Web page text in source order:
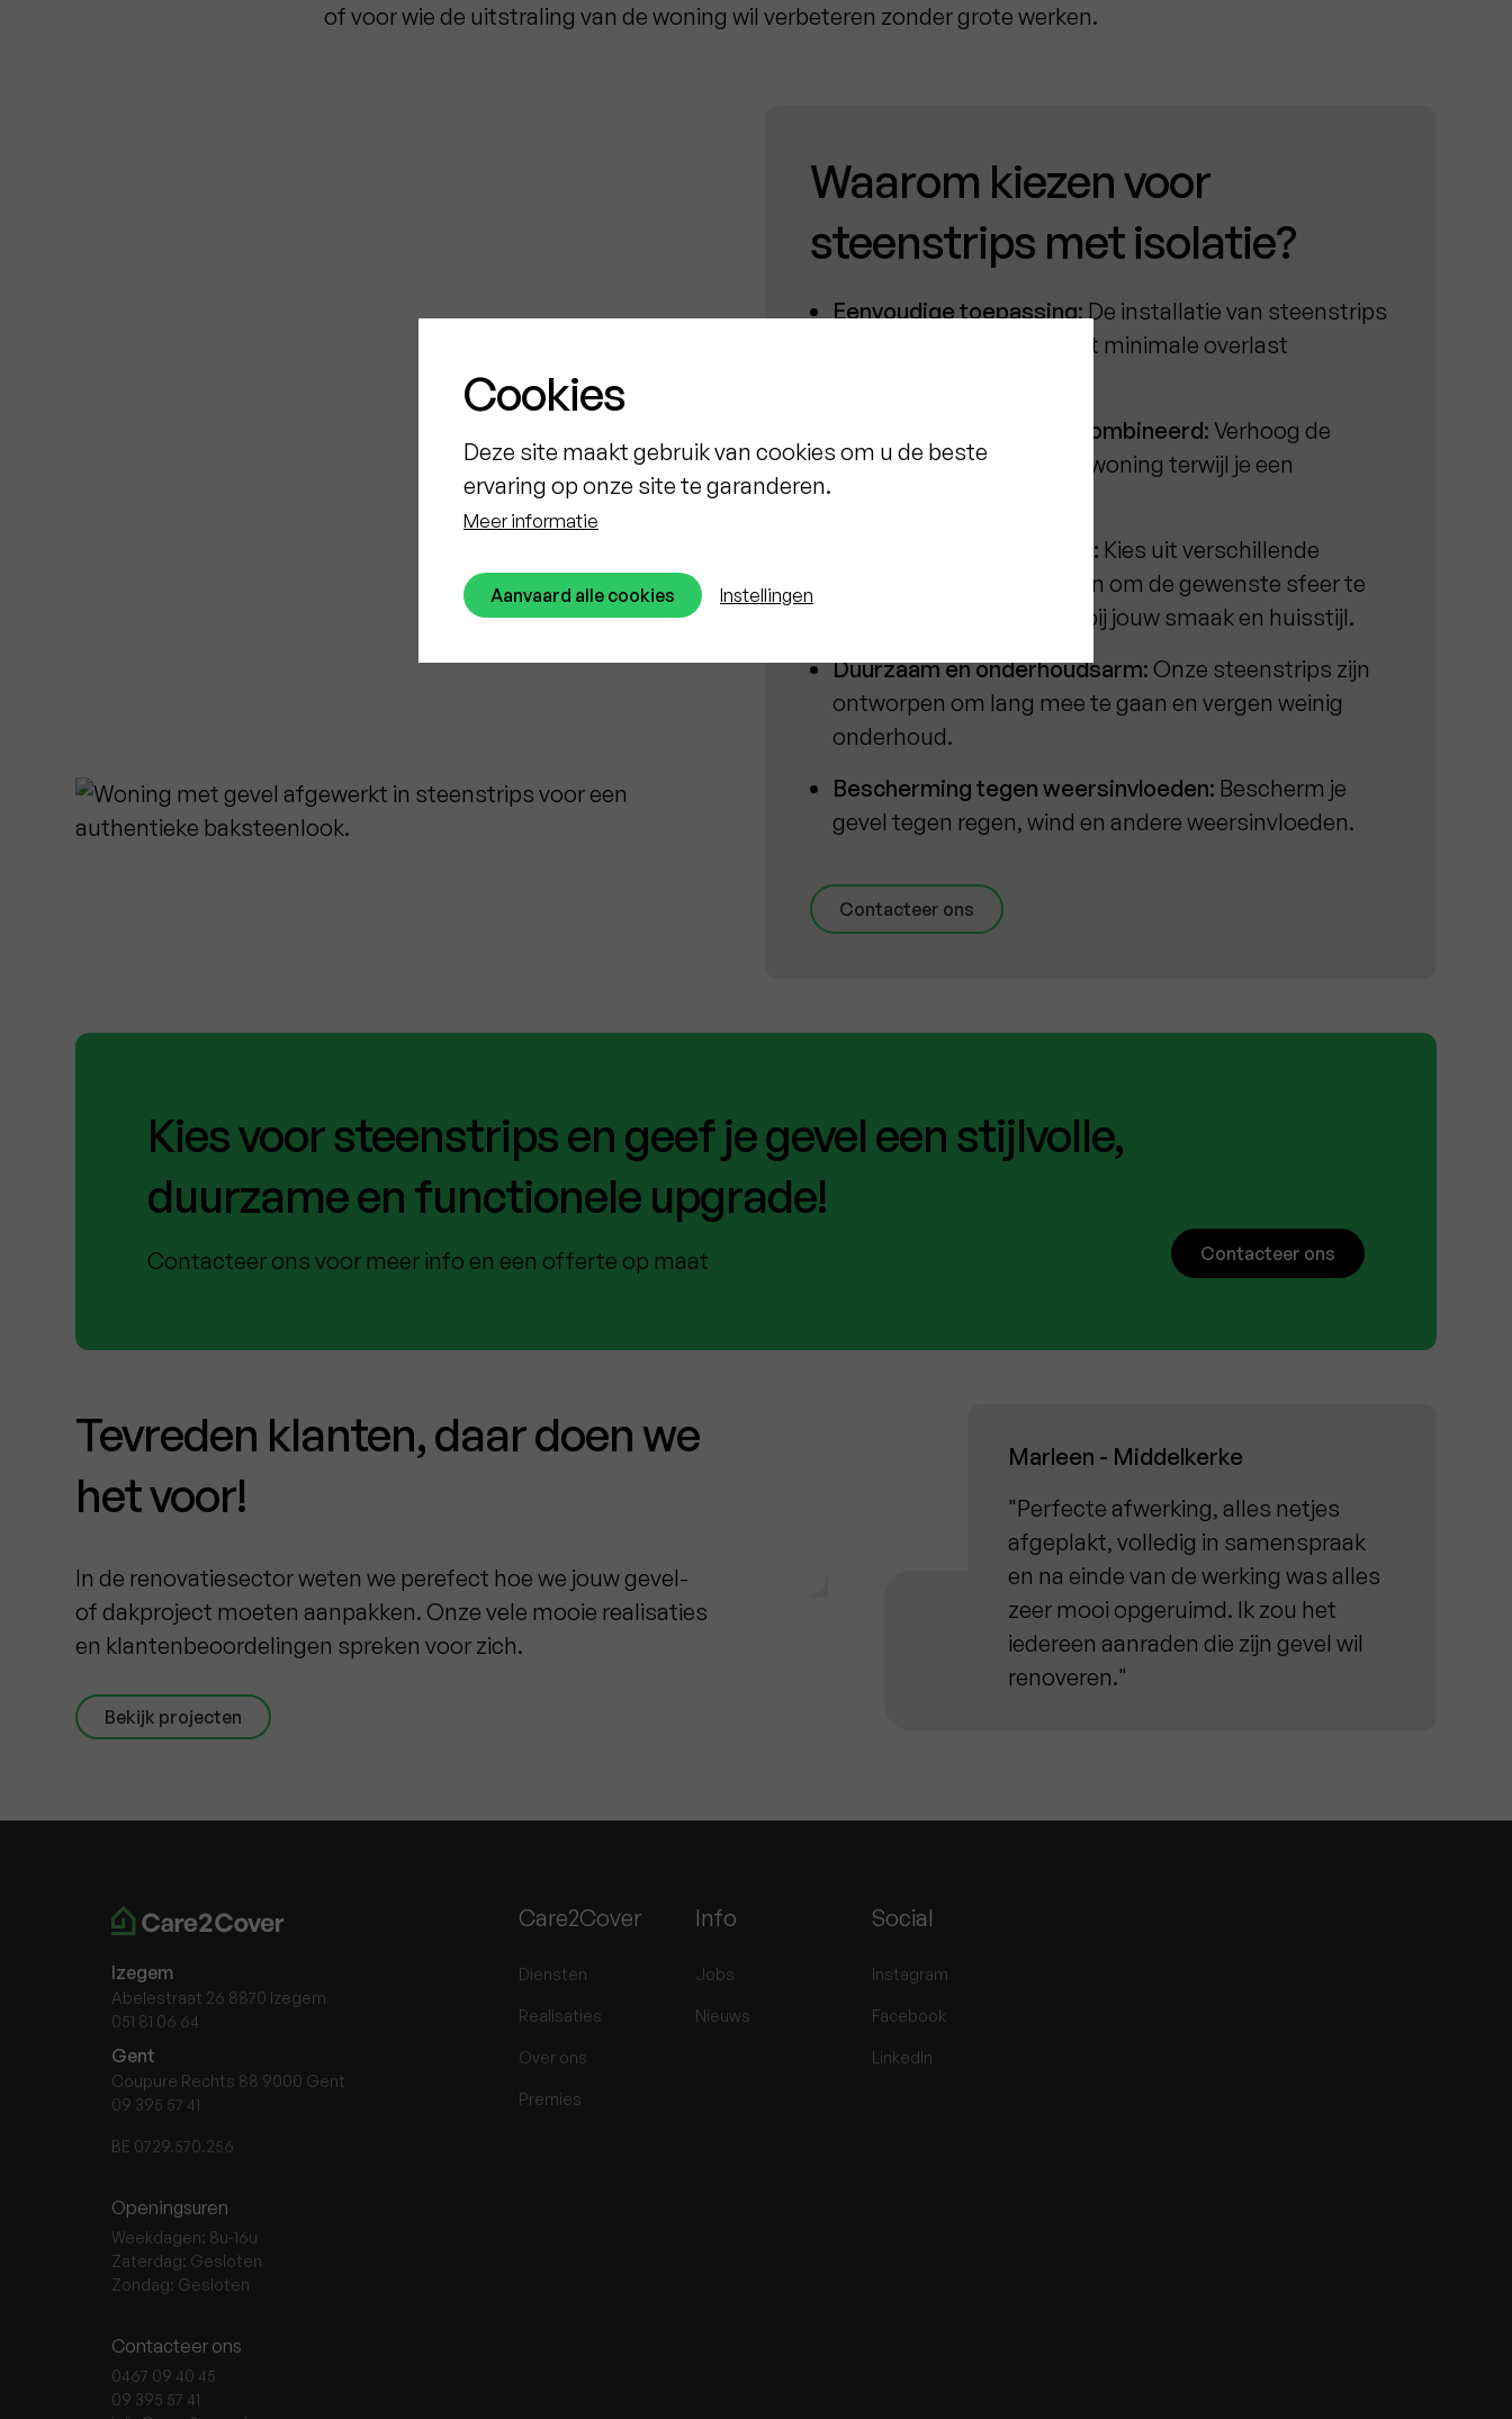
of voor wie de uitstraling van de woning wil verbeteren zonder grote werken.
Waarom kiezen voor
steenstrips met isolatie?
Eenvoudige toepassing:De installatie van steenstrips
is een efficiënt proces dat minimale overlast
Isolatie en esthetiek gecombineerd: Verhoog de
energie-efficiëntie van je woning terwijl je een
Diverse stijlen en kleuren: Kies uit verschillende
stijlen, kleuren en texturen om de gewenste sfeer te
creëren die perfect past bij jouw smaak en huisstijl.
Duurzaam en onderhoudsarm: Onze steenstrips zijn
ontworpen om lang mee te gaan en vergen weinig
onderhoud.
Bescherming tegen weersinvloeden: Bescherm je
gevel tegen regen, wind en andere weersinvloeden.
Contacteer ons
Kies voor steenstrips en geef je gevel een stijlvolle,
duurzame en functionele upgrade!
Contacteer ons voor meer info en een offerte op maat Contacteer ons
Tevreden klanten, daar doen we
het voor!
In de renovatiesector weten we perefect hoe we jouw gevel-
of dakproject moeten aanpakken. Onze vele mooie realisaties
en klantenbeoordelingen spreken voor zich.
Bekijk projecten
Marleen - Middelkerke
"Perfecte afwerking, alles netjes
afgeplakt, volledig in samenspraak
en na einde van de werking was alles
zeer mooi opgeruimd. Ik zou het
iedereen aanraden die zijn gevel wil
renoveren."
Izegem
Abelestraat 26 8870 Izegem
051 81 06 64
Gent
Coupure Rechts 88 9000 Gent
09 395 57 41
BE 0729.570.256
Openingsuren
Weekdagen: 8u-16u
Zaterdag: Gesloten
Zondag: Gesloten
Contacteer ons
0467 09 40 45
09 395 57 41
Care2Cover
Diensten
Realisaties
Over ons
Premies
Info
Jobs
Nieuws
Social
Instagram
Facebook
LinkedIn
Cookies
Deze site maakt gebruik van cookies om u de beste
ervaring op onze site te garanderen.
Meer informatie
Aanvaard alle cookies Instellingen